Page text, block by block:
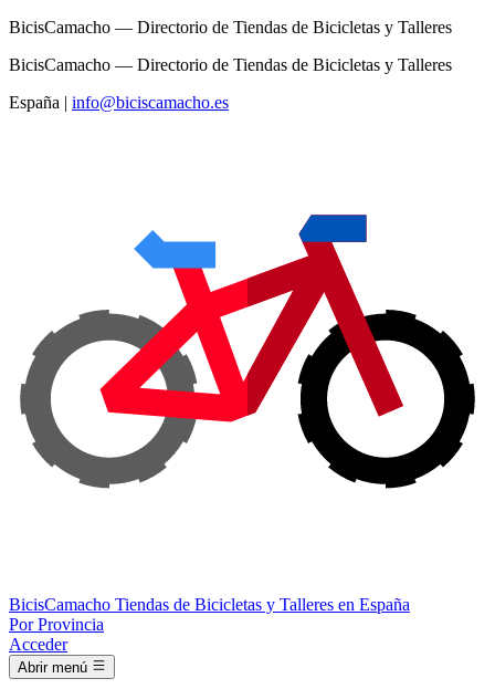
BicisCamacho — Directorio de Tiendas de Bicicletas y Talleres
BicisCamacho — Directorio de Tiendas de Bicicletas y Talleres
España | info@biciscamacho.es
BicisCamacho Tiendas de Bicicletas y Talleres en España
Por Provincia
Acceder
Abrir menú